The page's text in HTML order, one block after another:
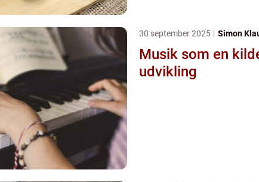
30 september 2025 Simon
Musik som en
udvikling